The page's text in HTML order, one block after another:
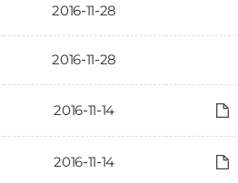
2016-11-28
2016-11-28
2016-11-14
2016-11-14